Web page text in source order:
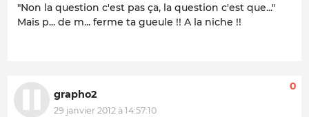
"Non la question c'est pas ça, la question c'est que..."
Mais p... de m... ferme ta gueule !! A la niche !!
grapho2
29 janvier 2012 à 14:57:10
0